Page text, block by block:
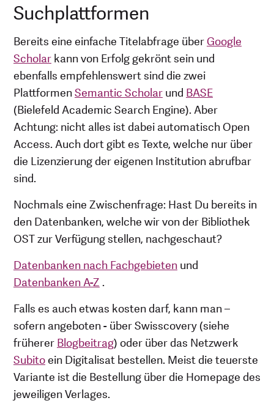
Suchplattformen
Bereits eine einfache Titelabfrage überGoogle
Scholar kann von Erfolg gekrönt sein und
ebenfalls empfehlenswert sind die zwei
PlattformenSemantic Scholar und BASE
(Bielefeld Academic Search Engine). Aber
Achtung: nicht alles ist dabei automatisch Open
Access. Auch dort gibt es Texte, welche nur über
die Lizenzierung der eigenen Institution abrufbar
sind.
Nochmals eine Zwischenfrage: Hast Du bereits in
den Datenbanken, welche wir von der Bibliothek
OST zur Verfügung stellen, nachgeschaut?
Datenbanken nach Fachgebieten und
Datenbanken A-Z .
Falls es auch etwas kosten darf, kann man –
sofern angeboten - über Swisscovery (siehe
frühererBlogbeitrag) oder über das Netzwerk
Subitoein Digitalisat bestellen. Meist die teuerste
Variante ist die Bestellung über die Homepage des
jeweiligen Verlages.